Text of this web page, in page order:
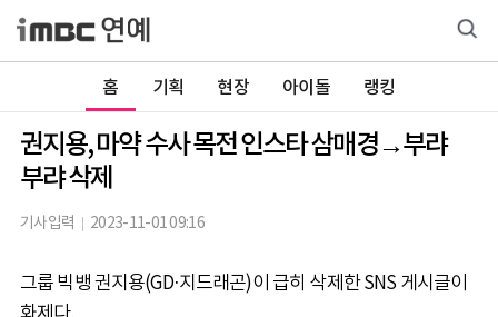
홈 기획 현장 아이돌 랭킹
권지용, 마약 수사 목전 인스타 삼매경→부랴
부랴 삭제
기사입력 2023-11-01 09:16
그룹 빅뱅 권지용(GD·지드래곤)이 급히 삭제한 SNS 게시글이